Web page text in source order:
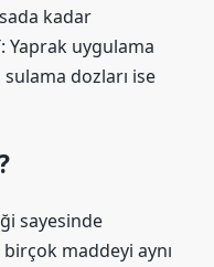
kadar
Yaprak uygulama
dozları ise
sayesinde
maddeyi aynı